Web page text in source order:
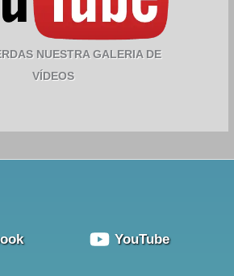
NUESTRA GALERIA DE
VÍDEOS
YouTube